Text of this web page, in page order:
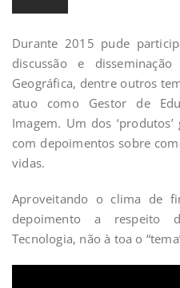
Durante 2015 pude
discussão e
Geográfica, dentre outros
atuo como Gestor de
Imagem. Um dos
com depoimentos sobre
vidas.
Aproveitando o clima de
depoimento a respeito
Tecnologia, não à toa o